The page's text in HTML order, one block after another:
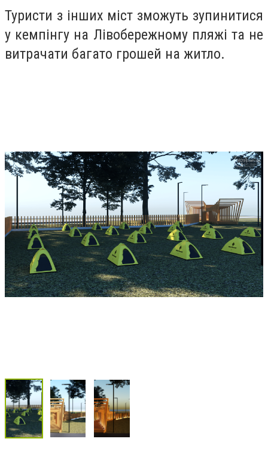
Туристи з інших міст зможуть зупинитися
у кемпінгу на Лівобережному пляжі та не
витрачати багато грошей на житло.